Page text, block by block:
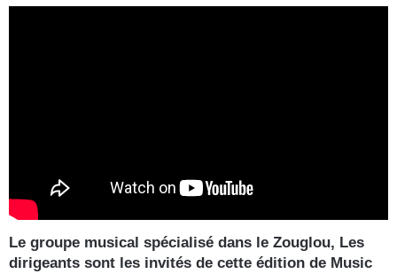
Le groupe musical spécialisé dans le Zouglou, Les
dirigeants sont les invités de cette édition de Music